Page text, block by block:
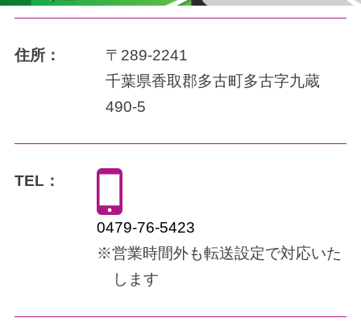
住所：
〒289-2241
千葉県香取郡多古町多古字九蔵
490-5
TEL：
0479-76-5423
※営業時間外も転送設定で対応いた
します